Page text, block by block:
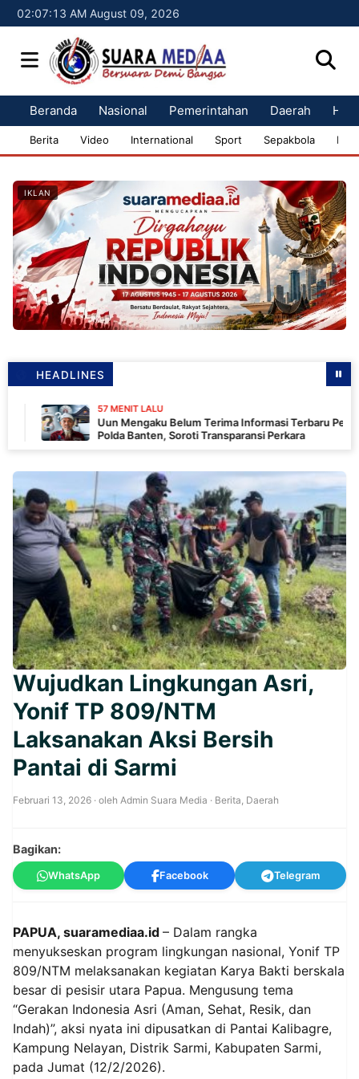
02:07:14 AM August 09, 2026
Beranda Nasional Pemerintahan Daerah
Berita Video International Sport Sepakbola
IKLAN
HEADLINES
57 MENIT LALU
Uun Mengaku Belum Terima Informasi Terbaru Penyidikan
Polda Banten, Soroti Transparansi Perkara
Wujudkan Lingkungan Asri,
Yonif TP 809/NTM
Laksanakan Aksi Bersih
Pantai di Sarmi
Februari 13, 2026 · oleh Admin Suara Media · Berita, Daerah
Bagikan:
WhatsApp Facebook Telegram
PAPUA, suaramediaa.id – Dalam rangka
menyukseskan program lingkungan nasional, Yonif TP
809/NTM melaksanakan kegiatan Karya Bakti berskala
besar di pesisir utara Papua. Mengusung tema
“Gerakan Indonesia Asri (Aman, Sehat, Resik, dan
Indah)”, aksi nyata ini dipusatkan di Pantai Kalibagre,
Kampung Nelayan, Distrik Sarmi, Kabupaten Sarmi,
pada Jumat (12/2/2026).